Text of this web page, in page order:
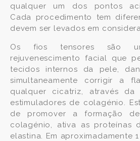
qualquer um dos pontos
Cada procedimento tem
devem ser levados em
Os fios tensores são
rejuvenescimento facial que
tecidos internos da pele,
simultaneamente corrigir a
qualquer cicatriz, através
estimuladores de colagénio.
de promover a formação
colagénio, ativa as proteínas
elastina. Em aproximadamente